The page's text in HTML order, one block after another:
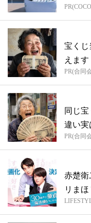
宝くじ
えます
PR(合同
同じ
違い実
PR(合同
赤楚衛
リま